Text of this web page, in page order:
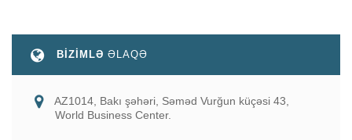
BİZİMLƏ ƏLAQƏ
AZ1014, Bakı şəhəri, Səməd Vurğun küçəsi 43,
World Business Center.